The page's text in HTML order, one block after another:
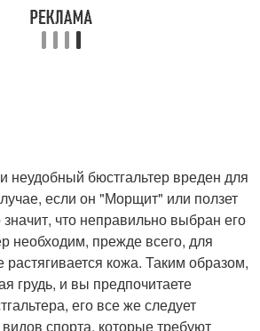
неудобный бюстгальтер вреден для
если он "Морщит" или ползет
что неправильно выбран его
необходим, прежде всего, для
растягивается кожа. Таким образом,
грудь, и вы предпочитаете
его все же следует
спорта, которые требуют